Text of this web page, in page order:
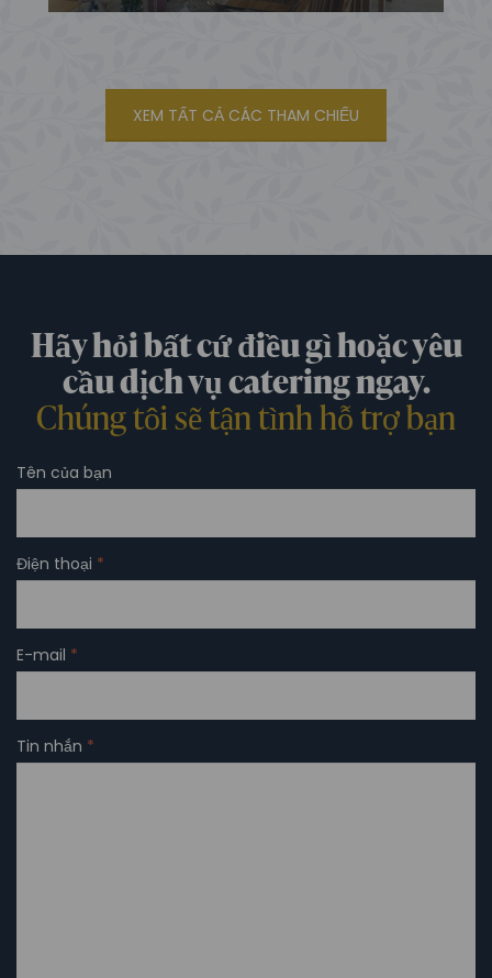
XEM TẤT CẢ CÁC THAM CHIẾU
Hãy hỏi bất cứ điều gì hoặc yêu
cầu dịch vụ catering ngay.
Chúng tôi sẽ tận tình hỗ trợ bạn
Tên của bạn
Điện thoại *
E-mail *
Tin nhắn *